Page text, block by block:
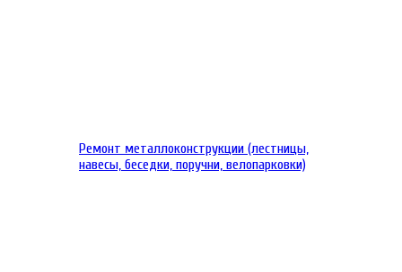
Ремонт металлоконструкции (лестницы,
навесы, беседки, поручни, велопарковки)